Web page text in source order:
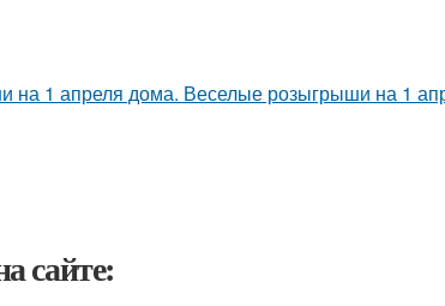
сайте: